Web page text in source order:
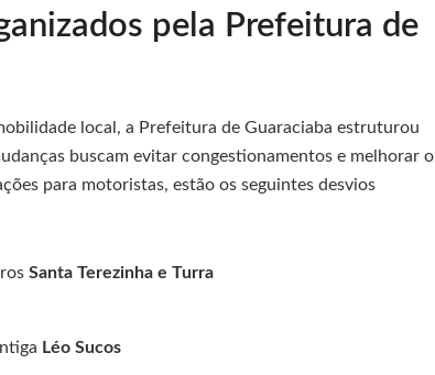
pela Prefeitura de
local, a Prefeitura de Guaraciaba estruturou
buscam evitar congestionamentos e melhorar o
para motoristas, estão os seguintes desvios
Santa Terezinha e Turra
Léo Sucos